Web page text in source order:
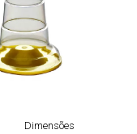
Dimensões